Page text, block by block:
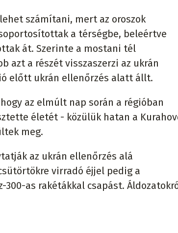
számítani, mert az oroszok
a térségbe, beleértve
át. Szerinte a mostani tél
azt a részét visszaszerzi az ukrán
előtt ukrán ellenőrzés alatt állt.
az elmúlt nap során a régióban
életét - közülük hatan a
meg.
az ukrán ellenőrzés alá
virradó éjjel pedig a
300-as rakétákkal csapást.